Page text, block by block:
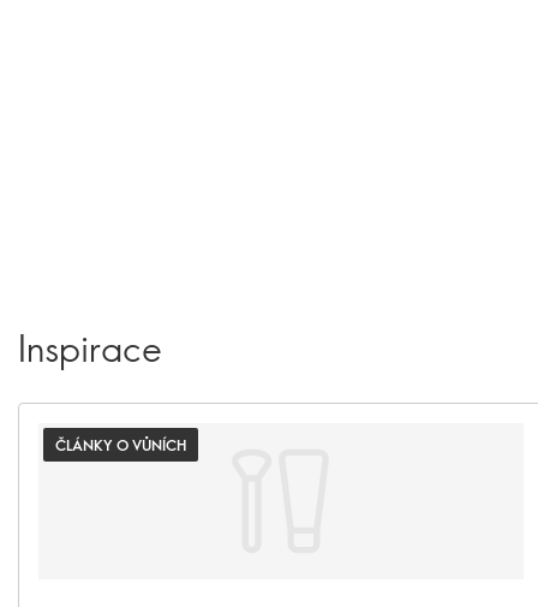
Inspirace
ČLÁNKY O VŮNÍCH